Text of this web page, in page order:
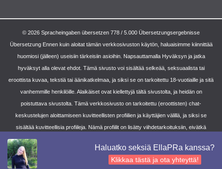
Haluatko seksiä EllaPRa kanssa?
Klikkaa tästä ja ota yhteyttä!
© 2026 Spracheingaben übersetzen 778 / 5.000 Übersetzungsergebnisse
Übersetzung Ennen kuin aloitat tämän verkkosivuston käytön, haluaisimme kiinnittää
huomiosi (jälleen) useisiin tärkeisiin asioihin. Napsauttamalla Hyväksyn ja jatka
hyväksyt alla olevat ehdot. Tämä sivusto voi sisältää selkeää, seksuaalista tai
eroottista kuvaa, tekstiä tai äänikatkelmaa, ja siksi se on tarkoitettu 18-vuotiaille ja sitä
vanhemmille henkilöille. Alaikäiset ovat kiellettyjä tältä sivustolta, ja heidän on
poistuttava sivustolta. Tämä verkkosivusto on tarkoitettu (eroottisten) chat-
keskustelujen aloittamiseen kuvitteellisten profiilien ja käyttäjien välillä, ja siksi se
sisältää kuvitteellisia profiileja. Nämä profiilit on lisätty viihdetarkoituksiin, eivätkä
fyysiset sopimukset ole mahdollisia näiden profiilien kanssa. iii) Yksityisyys ja yleiset
käyttöehdot koskevat tätä palvelua. Löydät tämän tämän verkkosivuston
vastuuvapauslausekkeesta.